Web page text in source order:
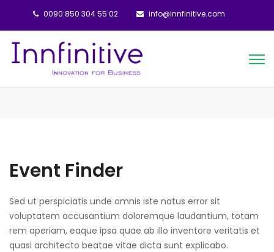
0090 850 304 55 02 info@innfinitive.com
Event Finder
Sed ut perspiciatis unde omnis iste natus error sit
voluptatem accusantium doloremque laudantium, totam
rem aperiam, eaque ipsa quae ab illo inventore veritatis et
quasi architecto beatae vitae dicta sunt explicabo.